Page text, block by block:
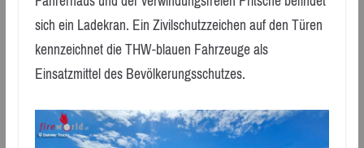
sich ein Ladekran. Ein Zivilschutzzeichen auf den Türen
kennzeichnet die THW-blauen Fahrzeuge als
Einsatzmittel des Bevölkerungsschutzes.